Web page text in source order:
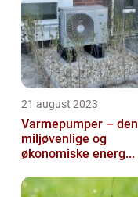
21 august 2023
Varmepumper – den
miljøvenlige og
økonomiske energ...